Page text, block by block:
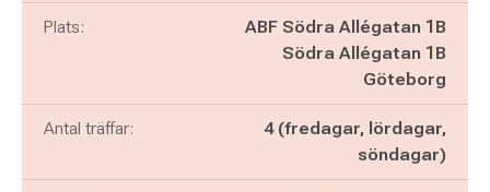
Plats:
ABF Södra Allégatan 1B
Södra Allégatan 1B
Göteborg
Antal träffar:
4 (fredagar, lördagar,
söndagar)